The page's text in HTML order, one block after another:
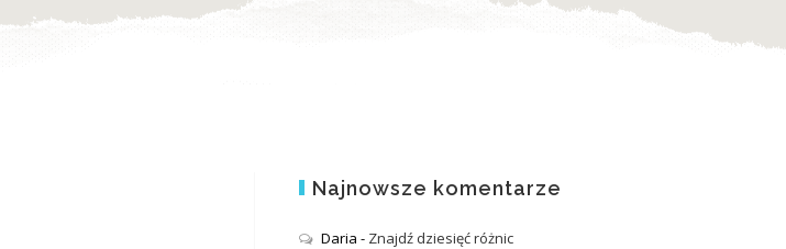
Najnowsze komentarze
Daria - Znajdź dziesięć różnic